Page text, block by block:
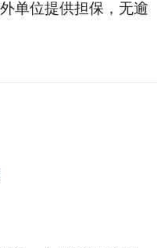
单位提供担保，无逾